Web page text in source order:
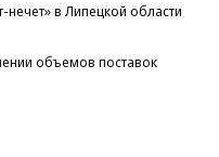
в Липецкой области
объемов поставок